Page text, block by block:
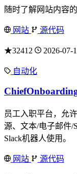
随时了解网站内容的
网站 源代码
★32412 2026-07-
自动化
员工入职平台，允
源、文本/电子邮件/
Slack机器人使用。
网站 源代码